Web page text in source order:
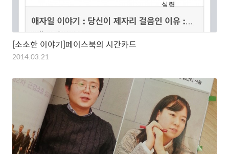
[소소한 이야기]페이스북의 시간카드
2014.03.21